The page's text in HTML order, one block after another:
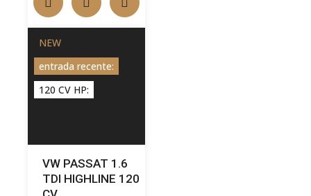
NEW
entrada recente:
120 CV HP:
VW PASSAT 1.6
TDI HIGHLINE 120